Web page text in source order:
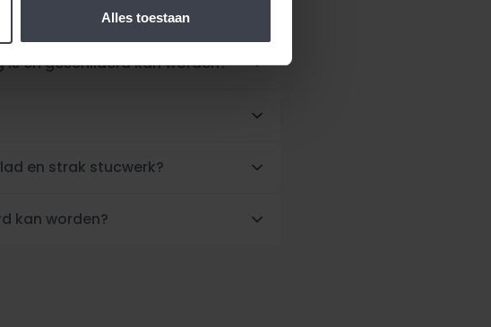
Alles toestaan
en geschilderd kan worden?
en strak stucwerk?
kan worden?